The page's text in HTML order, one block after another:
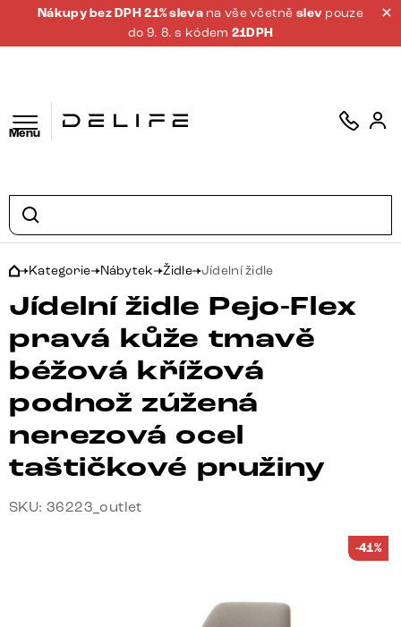
Nákupy bez DPH 21% sleva na vše včetněslev pouze
do 9. 8. s kódem 21DPH
Menu
Kategorie Nábytek Židle Jídelní židle
Jídelní židle Pejo-Flex
pravá kůže tmavě
béžová křížová
podnož zúžená
nerezová ocel
taštičkové pružiny
SKU: 36223_outlet
-41%